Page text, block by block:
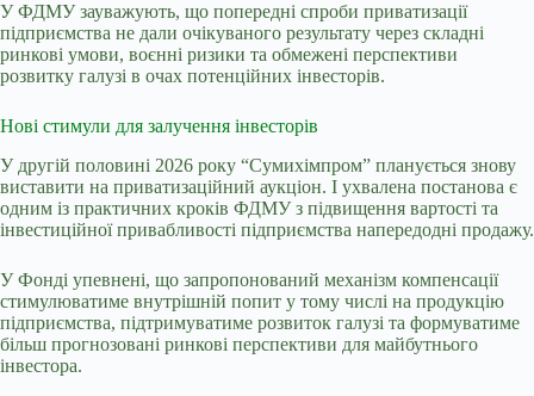
У ФДМУ зауважують, що попередні спроби приватизації
підприємства не дали очікуваного результату через складні
ринкові умови, воєнні ризики та обмежені перспективи
розвитку галузі в очах потенційних інвесторів.
Нові стимули для залучення інвесторів
У другій половині 2026 року “Сумихімпром” планується знову
виставити на приватизаційний аукціон. І ухвалена постанова є
одним із практичних кроків ФДМУ з підвищення вартості та
інвестиційної привабливості підприємства напередодні продажу.
У Фонді упевнені, що запропонований механізм компенсації
стимулюватиме внутрішній попит у тому числі на продукцію
підприємства, підтримуватиме розвиток галузі та формуватиме
більш прогнозовані ринкові перспективи для майбутнього
інвестора.